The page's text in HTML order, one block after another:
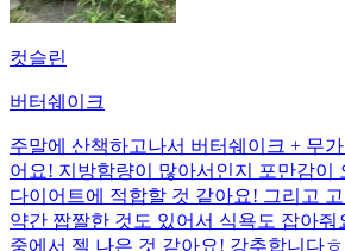
컷슬린
버터쉐이크
주말에 산책하고나서 버터쉐이크 + 무
어요! 지방함량이 많아서인지 포만감이
다이어트에 적합할 것 같아요! 그리고
약간 짭짤한 것도 있어서 식욕도 잡아
중에서 젤 나은 것 같아요! 강추합니다